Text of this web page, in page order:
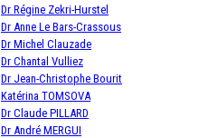
Dr Régine Zekri-Hurstel
Dr Anne Le Bars-Crassous
Dr Michel Clauzade
Dr Chantal Vulliez
Dr Jean-Christophe Bourit
Katérina TOMSOVA
Dr Claude PILLARD
Dr André MERGUI